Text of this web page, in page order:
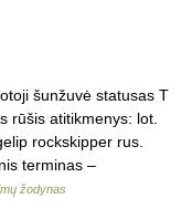
šunžuvė statusas T
rūšis atitikmenys: lot.
rockskipper rus.
terminas –
žodynas